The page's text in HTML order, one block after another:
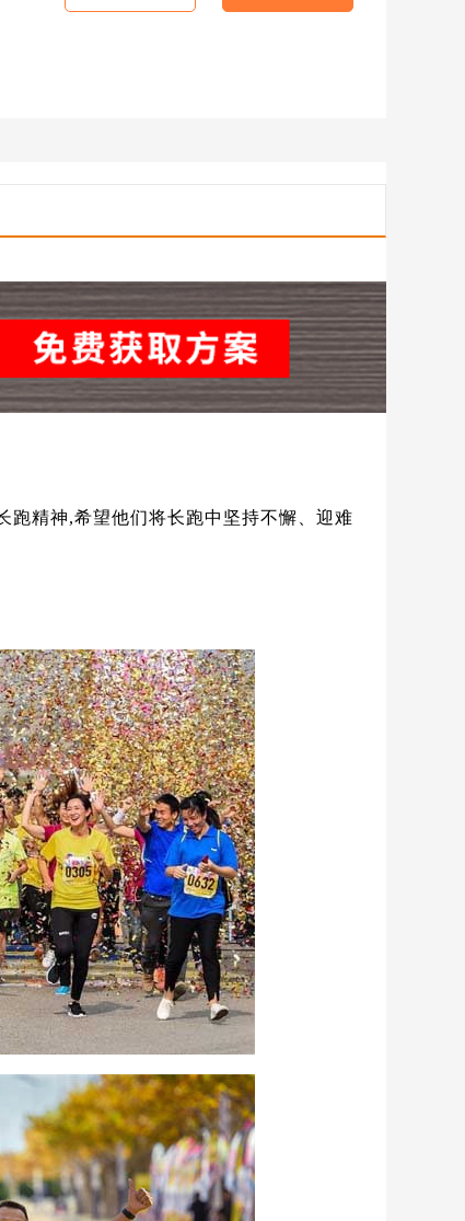
精神,希望他们将长跑中坚持不懈、迎难